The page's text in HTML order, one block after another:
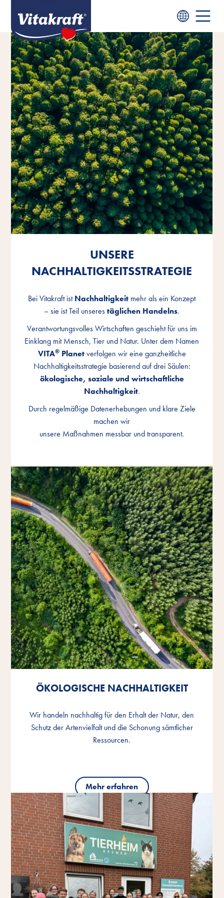
UNSERE
NACHHALTIGKEITSSTRATEGIE
Bei Vitakraft istNachhaltigkeit mehr als ein Konzept
– sie ist Teil unserestäglichen Handelns.
Verantwortungsvolles Wirtschaften geschieht für uns im
Einklang mit Mensch, Tier und Natur. Unter dem Namen
VITA®Planetverfolgen wir eine ganzheitliche
Nachhaltigkeitsstrategie basierend auf drei Säulen:
ökologische, soziale und wirtschaftliche
Nachhaltigkeit.
Durch regelmäßige Datenerhebungen und klare Ziele
machen wir
unsere Maßnahmen messbar und transparent.
UNSERE
NACHHALTIGKEITSSTRATEGIE
Bei Vitakraft istNachhaltigkeit mehr als ein Konzept
– sie ist Teil unserestäglichen Handelns.
Verantwortungsvolles Wirtschaften geschieht für uns im
Einklang mit Mensch, Tier und Natur. Unter dem Namen
VITA®Planetverfolgen wir eine ganzheitliche
Nachhaltigkeitsstrategie basierend auf drei Säulen:
ökologische, soziale und wirtschaftliche
Nachhaltigkeit.
Durch regelmäßige Datenerhebungen und klare Ziele
machen wir
unsere Maßnahmen messbar und transparent.
UNSERE
NACHHALTIGKEITSSTRATEGIE
Bei Vitakraft istNachhaltigkeit mehr als ein Konzept
– sie ist Teil unserestäglichen Handelns.
Verantwortungsvolles Wirtschaften geschieht für uns im
Einklang mit Mensch, Tier und Natur. Unter dem Namen
VITA®Planetverfolgen wir eine ganzheitliche
Nachhaltigkeitsstrategie basierend auf drei Säulen:
ökologische, soziale und wirtschaftliche
Nachhaltigkeit.
Durch regelmäßige Datenerhebungen und klare Ziele
machen wir
unsere Maßnahmen messbar und transparent.
ÖKOLOGISCHE NACHHALTIGKEIT
Wir handeln nachhaltig für den Erhalt der Natur, den
Schutz der Artenvielfalt und die Schonung sämtlicher
Ressourcen.
Mehr erfahren
ÖKOLOGISCHE NACHHALTIGKEIT
Wir handeln nachhaltig für den Erhalt der Natur, den
Schutz der Artenvielfalt und die Schonung sämtlicher
Ressourcen.
Mehr erfahren
ÖKOLOGISCHE NACHHALTIGKEIT
Wir handeln nachhaltig für den Erhalt der Natur, den
Schutz der Artenvielfalt und die Schonung sämtlicher
Ressourcen.
Mehr erfahren